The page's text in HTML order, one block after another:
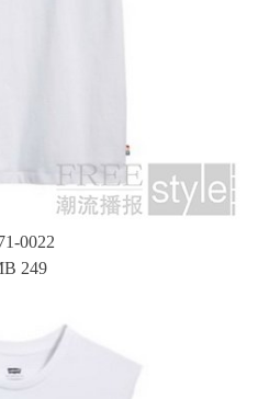
0022
249